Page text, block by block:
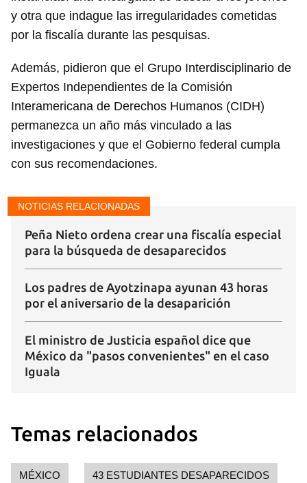
Para poder guardar como favorito, primero has de
iniciar sesión con tu cuenta de 14ymedio.
INICIAR SESIÓN CANCELAR
y otra que indague las irregularidades cometidas
por la fiscalía durante las pesquisas.
Además, pidieron que el Grupo Interdisciplinario de
Expertos Independientes de la Comisión
Interamericana de Derechos Humanos (CIDH)
permanezca un año más vinculado a las
investigaciones y que el Gobierno federal cumpla
con sus recomendaciones.
NOTICIAS RELACIONADAS
Peña Nieto ordena crear una fiscalía especial
para la búsqueda de desaparecidos
Los padres de Ayotzinapa ayunan 43 horas
por el aniversario de la desaparición
El ministro de Justicia español dice que
México da "pasos convenientes" en el caso
Iguala
Temas relacionados
MÉXICO 43 ESTUDIANTES DESAPARECIDOS